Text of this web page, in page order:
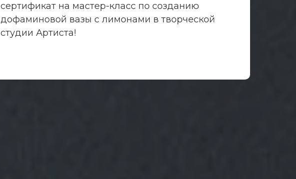
сертификат на мастер-класс по созданию
дофаминовой вазы с лимонами в творческой
студии Артиста!